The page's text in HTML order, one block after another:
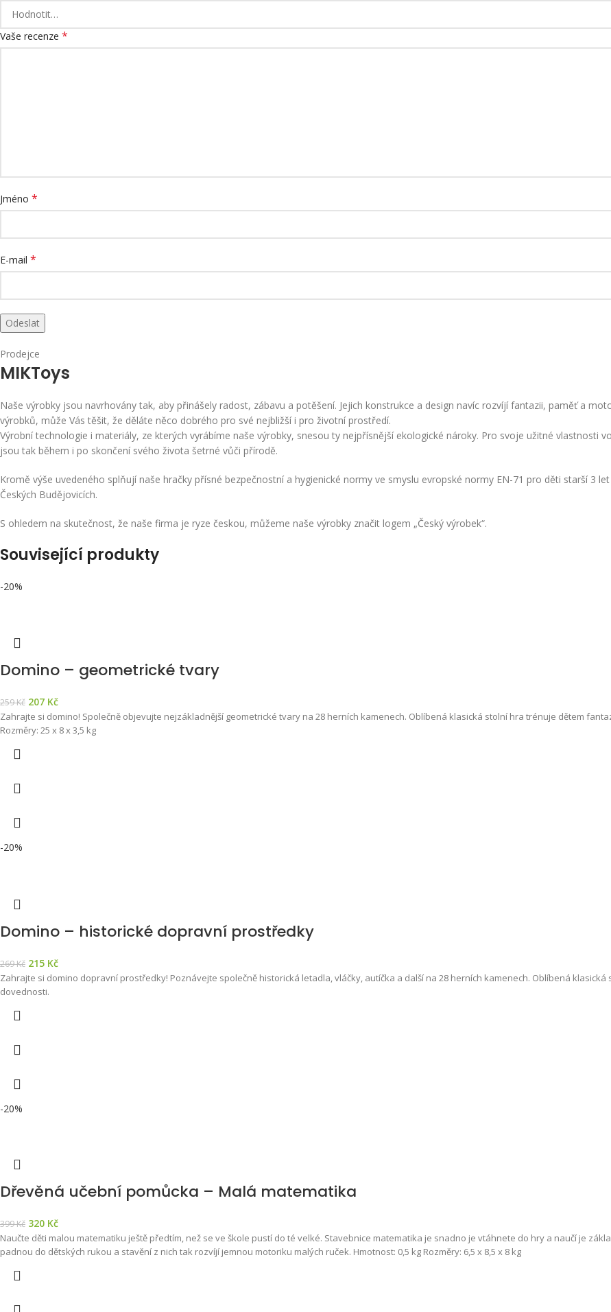
Vaše recenze *
Jméno *
E-mail *
Prodejce
MIKToys
Naše výrobky jsou navrhovány tak, aby přinášely radost, zábavu a potěšení. Jejich konstrukce a design navíc rozvíjí fantazii, paměť a
výrobků, může Vás těšit, že děláte něco dobrého pro své nejbližší i pro životní prostředí.
Výrobní technologie i materiály, ze kterých vyrábíme naše výrobky, snesou ty nejpřísnější ekologické nároky. Pro svoje užitné vlastnosti
jsou tak během i po skončení svého života šetrné vůči přírodě.
Kromě výše uvedeného splňují naše hračky přísné bezpečnostní a hygienické normy ve smyslu evropské normy EN-71 pro děti starší 3
Českých Budějovicích.
S ohledem na skutečnost, že naše firma je ryze českou, můžeme naše výrobky značit logem „Český výrobek“.
Související produkty
-20%
Domino – geometrické tvary
259Kč 207 Kč
Zahrajte si domino! Společně objevujte nejzákladnější geometrické tvary na 28 herních kamenech. Oblíbená klasická stolní hra trénuje dětem
Rozměry: 25 x 8 x 3,5 kg
-20%
Domino – historické dopravní prostředky
269Kč 215 Kč
Zahrajte si domino dopravní prostředky! Poznávejte společně historická letadla, vláčky, autíčka a další na 28 herních kamenech. Oblíbená
dovednosti.
-20%
Dřevěná učební pomůcka – Malá matematika
399Kč 320 Kč
Naučte děti malou matematiku ještě předtím, než se ve škole pustí do té velké. Stavebnice matematika je snadno je vtáhnete do hry a naučí je
padnou do dětských rukou a stavění z nich tak rozvíjí jemnou motoriku malých ruček. Hmotnost: 0,5 kg Rozměry: 6,5 x 8,5 x 8 kg